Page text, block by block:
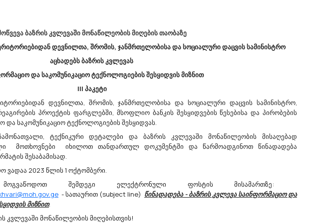
კამერების...
Დედოფლისწყაროს
Სპორტისა Და
Ცენტრი
Ბაზრის Კვლევას
- სხვადასხვა სახის კონსტრუქციები.
28/07/2026
დედოფლისწყაროს
ცენტრი ს/კ
ბაზრის
Ა(ა)იპ Დედოფლისწყაროს
Მუნიციპალიტეტის
Კულტურის, Სპორტისა Და
Აცხადებს Ბაზრის Კვლევას
79952100 - კულტურული ღონისძიებების
28/07/2026
და ახალგაზრდობის ცენტრი ს/კ
428531092
ბაზრის კვლევაში მონაწილეობის მიღების თაობაზე
დევნილთა, შრომის, ჯანმრთელობისა და სოციალური დაცვის სამინისტრო
აცხადებს ბაზრის კვლევას
და საკომუნიკაციო ტექნოლოგიების შესყიდვის მიზნით
III პაკეტი
დევნილთა, შრომის, ჯანმრთელობისა და სოციალური დაცვის სამინისტრო,
პროექტის ფარგლებში, მსოფლიო ბანკის შესყიდვების წესებისა და პირობების
და საკომუნიკაციო ტექნოლოგიების შესყიდვას.
ტექნიკური დეტალები და ბაზრის კვლევაში მონაწილეობის მისაღებად
მოთხოვნები იხილოთ თანდართულ დოკუმენტში და წარმოადგინოთ წინადადება
შესაბამისად.
ვადაა 2023 წლის 1 ოქტომბერი.
მოგვაწოდოთ შემდეგი ელექტრონული ფოსტის მისამართზე:
- სათაურით (subject line) წინადადება - ბაზრის კვლევა საინფორმაციო და
მიზნით.
კვლევაში მონაწილეობის მიღებისთვის!